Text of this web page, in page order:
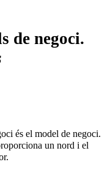
de negoci.
és el model de negoci.
un nord i el